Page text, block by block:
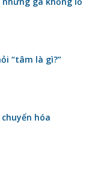
“tâm là gì?”
hóa